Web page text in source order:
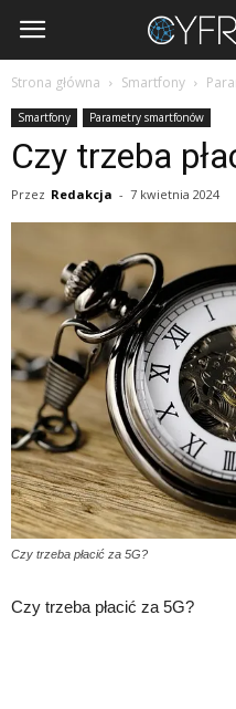
Cyfraki.pl
Strona główna Smartfony
Smartfony Parametry smartfonów
Czy trzeba
Przez Redakcja - 7 kwietnia 2024
Czy trzeba płacić za 5G?
Czy trzeba płacić za 5G?